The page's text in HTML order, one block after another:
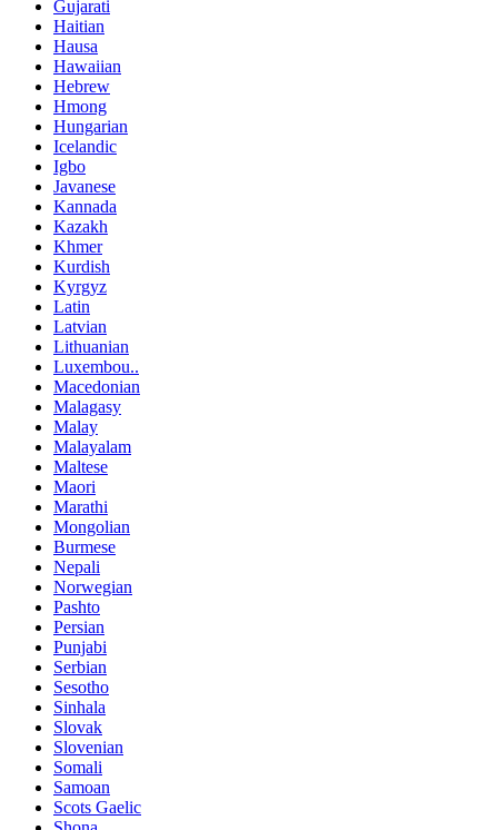
Gujarati
Haitian
Hausa
Hawaiian
Hebrew
Hmong
Hungarian
Icelandic
Igbo
Javanese
Kannada
Kazakh
Khmer
Kurdish
Kyrgyz
Latin
Latvian
Lithuanian
Luxembou..
Macedonian
Malagasy
Malay
Malayalam
Maltese
Maori
Marathi
Mongolian
Burmese
Nepali
Norwegian
Pashto
Persian
Punjabi
Serbian
Sesotho
Sinhala
Slovak
Slovenian
Somali
Samoan
Scots Gaelic